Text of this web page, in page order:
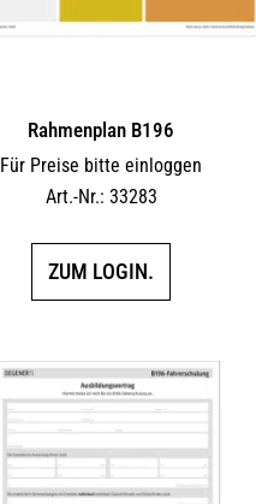
Rahmenplan B196
Für Preise bitte einloggen
Art.-Nr.: 33283
ZUM LOGIN.